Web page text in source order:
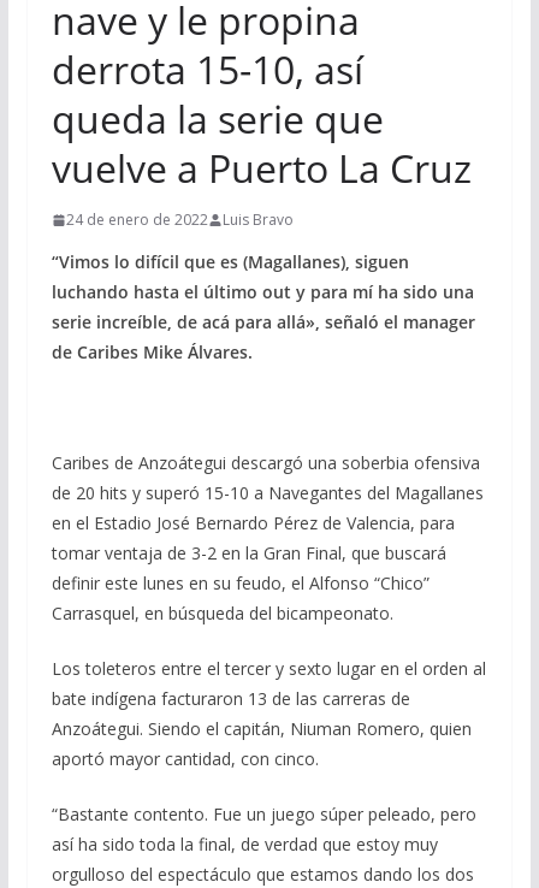
nave y le propina
derrota 15-10, así
queda la serie que
vuelve a Puerto La Cruz
24 de enero de 2022 Luis Bravo
“Vimos lo difícil que es (Magallanes), siguen
luchando hasta el último out y para mí ha sido una
serie increíble, de acá para allá», señaló el manager
de Caribes Mike Álvares.
Caribes de Anzoátegui descargó una soberbia ofensiva
de 20 hits y superó 15-10 a Navegantes del Magallanes
en el Estadio José Bernardo Pérez de Valencia, para
tomar ventaja de 3-2 en la Gran Final, que buscará
definir este lunes en su feudo, el Alfonso “Chico”
Carrasquel, en búsqueda del bicampeonato.
Los toleteros entre el tercer y sexto lugar en el orden al
bate indígena facturaron 13 de las carreras de
Anzoátegui. Siendo el capitán, Niuman Romero, quien
aportó mayor cantidad, con cinco.
“Bastante contento. Fue un juego súper peleado, pero
así ha sido toda la final, de verdad que estoy muy
orgulloso del espectáculo que estamos dando los dos